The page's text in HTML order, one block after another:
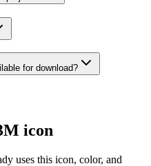
for download?
icon
uses this icon, color, and